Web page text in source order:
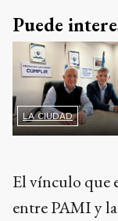
Puede
LA CIUDAD
El vínculo que
entre PAMI y